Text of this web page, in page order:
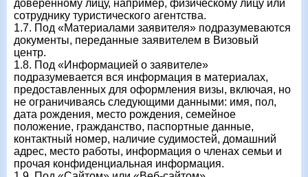
доверенному лицу, например, физическому лицу или
сотруднику туристического агентства.
1.7. Под «Материалами заявителя» подразумеваются
документы, переданные заявителем в Визовый
центр.
1.8. Под «Информацией о заявителе»
подразумевается вся информация в материалах,
предоставленных для оформления визы, включая, но
не ограничиваясь следующими данными: имя, пол,
дата рождения, место рождения, семейное
положение, гражданство, паспортные данные,
контактный номер, наличие судимостей, домашний
адрес, место работы, информация о членах семьи и
прочая конфиденциальная информация.